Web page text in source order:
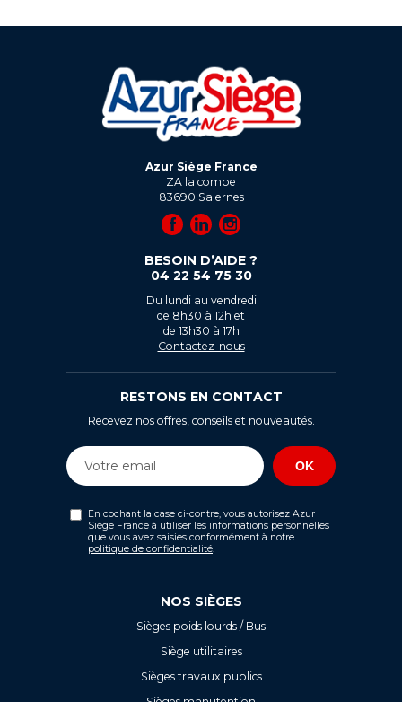
Azur Siège France
ZA la combe
83690 Salernes
BESOIN D’AIDE ?
04 22 54 75 30
Du lundi au vendredi
de 8h30 à 12h et
de 13h30 à 17h
Contactez-nous
RESTONS EN CONTACT
Recevez nos offres, conseils et nouveautés.
En cochant la case ci-contre, vous autorisez Azur
Siège France à utiliser les informations personnelles
que vous avez saisies conformément à notre
politique de confidentialité
NOS SIÈGES
Sièges poids lourds / Bus
Siège utilitaires
Sièges travaux publics